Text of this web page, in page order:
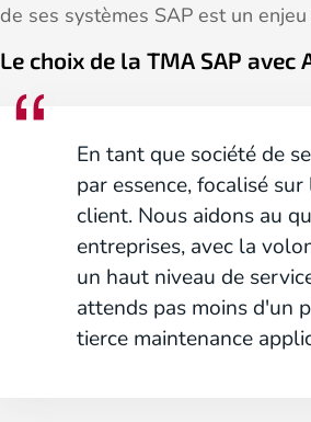
de ses systèmes SAP est un
Le choix de la TMA SAP avec
En tant que société de
par essence, focalisé
client. Nous aidons au
entreprises, avec la
un haut niveau de
attends pas moins d'un
tierce maintenance